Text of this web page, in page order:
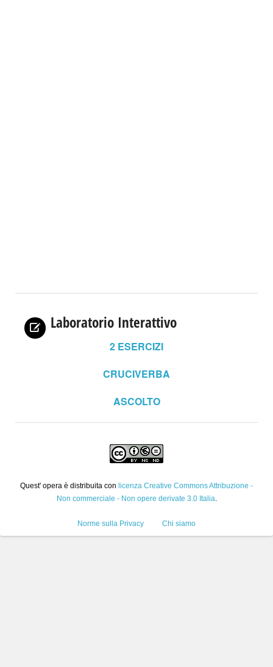
Laboratorio Interattivo
2 ESERCIZI
CRUCIVERBA
ASCOLTO
Quest' opera è distribuita con licenza Creative Commons Attribuzione -
Non commerciale - Non opere derivate 3.0 Italia.
Norme sulla Privacy Chi siamo